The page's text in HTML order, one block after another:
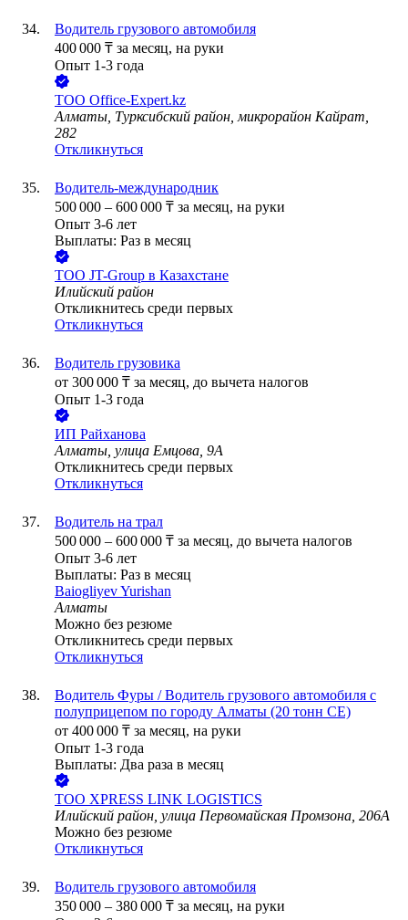
Водитель грузового автомобиля
400 000 ₸ за месяц, на руки
Опыт 1-3 года
ТОО Office-Expert.kz
Алматы, Турксибский район, микрорайон Кайрат,
282
Откликнуться
Водитель-международник
500 000 – 600 000 ₸ за месяц, на руки
Опыт 3-6 лет
Выплаты: Раз в месяц
ТОО JT-Group в Казахстане
Илийский район
Откликнитесь среди первых
Откликнуться
Водитель грузовика
от 300 000 ₸ за месяц, до вычета налогов
Опыт 1-3 года
ИП Райханова
Алматы, улица Емцова, 9А
Откликнитесь среди первых
Откликнуться
Водитель на трал
500 000 – 600 000 ₸ за месяц, до вычета налогов
Опыт 3-6 лет
Выплаты: Раз в месяц
Baiogliyev Yurishan
Алматы
Можно без резюме
Откликнитесь среди первых
Откликнуться
Водитель Фуры / Водитель грузового автомобиля с
полуприцепом по городу Алматы (20 тонн CE)
от 400 000 ₸ за месяц, на руки
Опыт 1-3 года
Выплаты: Два раза в месяц
ТОО XPRESS LINK LOGISTICS
Илийский район, улица Первомайская Промзона, 206А
Можно без резюме
Откликнуться
Водитель грузового автомобиля
350 000 – 380 000 ₸ за месяц, на руки